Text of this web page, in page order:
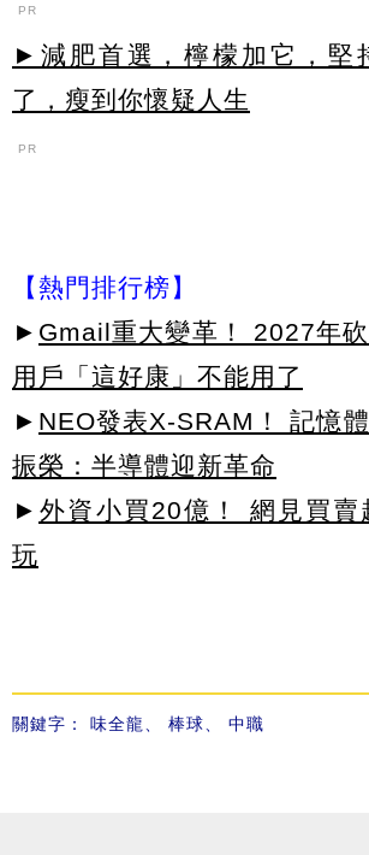
PR
►減肥首選，檸檬加它，堅
了，瘦到你懷疑人生
PR
【熱門排行榜】
► Gmail重大變革！ 2027年
用戶「這好康」不能用了
► NEO發表X-SRAM！ 記憶
振榮：半導體迎新革命
► 外資小買20億！ 網見買賣
玩
關鍵字： 味全龍、 棒球、 中職